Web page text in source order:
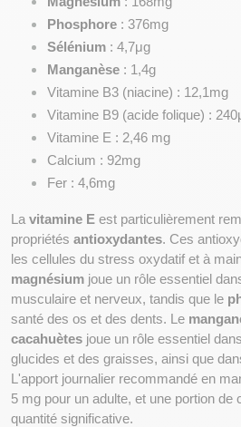
Phosphore : 376mg
Sélénium : 4,7μg
Manganèse : 1,4g
Vitamine B3 (niacine) : 12,1mg
Vitamine B9 (acide folique) :
Vitamine E : 2,46 mg
Calcium : 92mg
Fer : 4,6mg
La vitamine E est particulièrement
propriétés antioxydantes. Ces
magnésium joue un rôle essentiel
musculaire et nerveux, tandis que le
santé des os et des dents. Le
cacahuètes joue un rôle essentiel
glucides et des graisses, ainsi que
L'apport journalier recommandé en
5 mg pour un adulte, et une portion de
quantité significative.